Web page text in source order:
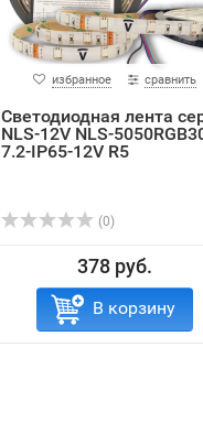
избранное сравнить
Светодиодная лента
NLS-12V NLS-
7.2-IP65-12V R5
(0)
378 руб.
В корзину